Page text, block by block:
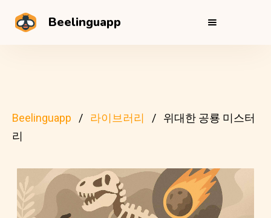
Beelinguapp
Beelinguapp 라이브러리
위대한 공룡 미스터
리